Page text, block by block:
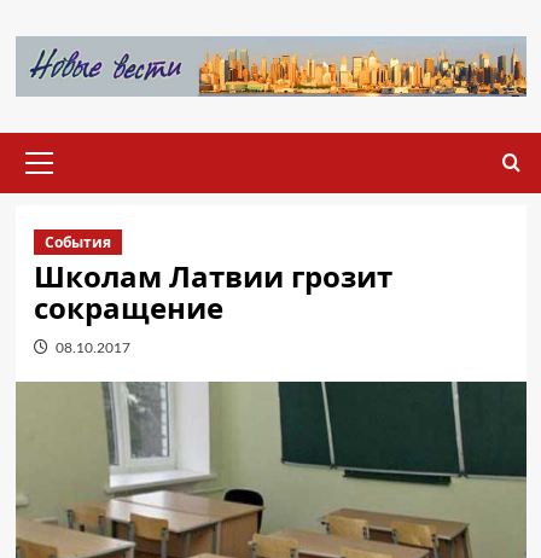
содержимому
меню
События
Школам Латвии грозит
сокращение
08.10.2017